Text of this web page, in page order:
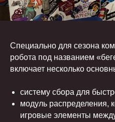
Специально для сезона
робота под названием
включает несколько
систему сбора для
модуль распределения,
игровые элементы